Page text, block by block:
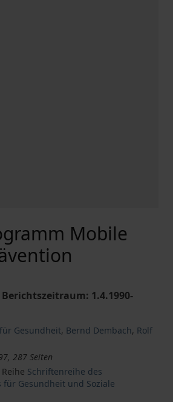
Mobile
1.4.1990-
Gesundheit, Bernd Dembach, Rolf
287 Seiten
Schriftenreihe des
Gesundheit und Soziale